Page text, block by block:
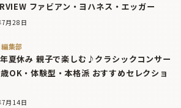
ファビアン・ヨハネス・エッガー
月28日
集部
夏休み 親子で楽しむ♪クラシックコンサー
歳OK・体験型・本格派 おすすめセレクショ
月14日